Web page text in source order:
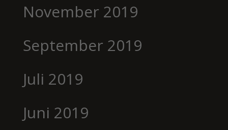
November 2019
September 2019
Juli 2019
Juni 2019